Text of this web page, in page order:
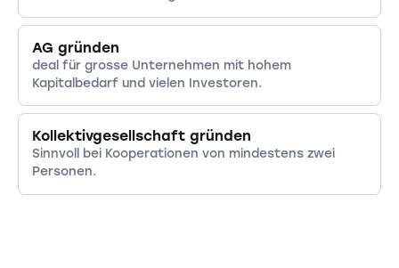
AG gründen
deal für grosse Unternehmen mit hohem
Kapitalbedarf und vielen Investoren.
Kollektivgesellschaft gründen
Sinnvoll bei Kooperationen von mindestens zwei
Personen.